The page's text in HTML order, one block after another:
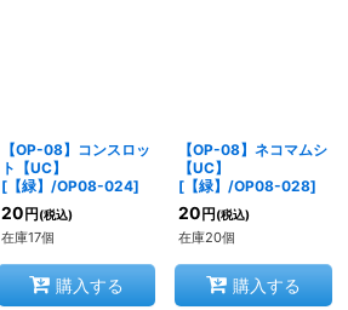
【OP-08】コンスロッ
ト【UC】
[【緑】/OP08-024]
20 円 (税込)
在庫17個
購入する
【OP-08】ネコマムシ
【UC】
[【緑】/OP08-028]
20 円 (税込)
在庫20個
購入する